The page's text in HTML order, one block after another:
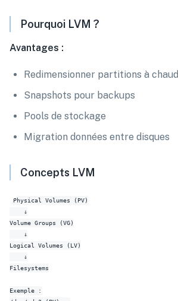
Pourquoi LVM ?
Avantages :
Redimensionner partitions à chaud
Snapshots pour backups
Pools de stockage
Migration données entre disques
Concepts LVM
Physical Volumes (PV)
    ↓
Volume Groups (VG)
    ↓
Logical Volumes (LV)
    ↓
Filesystems
Exemple :